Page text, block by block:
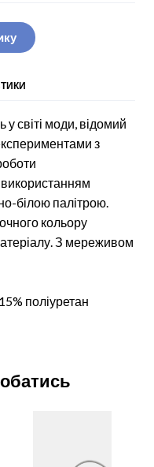
світі моди, відомий
з
білою палітрою.
кольору
З мереживом
поліуретан